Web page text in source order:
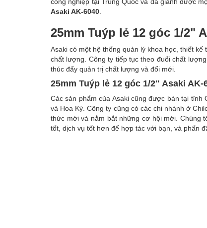
Asaki AK-6040
25mm Tuýp lẻ 12 góc 1/2"
Asaki có một hệ thống quản lý khoa học, thiết
chất lượng. Công ty tiếp tục theo đuổi chất
thúc đẩy quản trị chất lượng và đổi mới.
25mm Tuýp lẻ 12 góc 1/2" Asaki AK-
Các sản phẩm của Asaki cũng được bán tại
và Hoa Kỳ. Công ty cũng có các chi nhánh ở
thức mới và nắm bắt những cơ hội mới. Chúng
tốt, dịch vụ tốt hơn để hợp tác với bạn, và phấn